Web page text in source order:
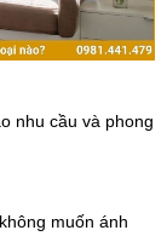
nhu cầu và phong
muốn ánh